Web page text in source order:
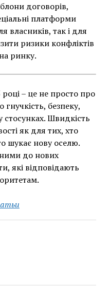
договорів,
платформи
власників, так і для
ризики конфліктів
ринку.
– це не просто про
безпеку,
стосунках. Швидкість
як для тих, хто
шукає нову оселю.
до нових
які відповідають